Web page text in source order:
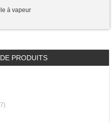
à vapeur
PRODUITS